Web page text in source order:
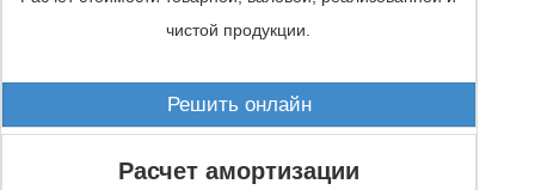
чистой продукции.
Решить онлайн
Расчет амортизации